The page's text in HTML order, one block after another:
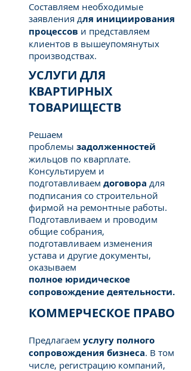
Составляем необходимые
заявления для инициирования
процессов и представляем
клиентов в вышеупомянутых
производствах.
УСЛУГИ ДЛЯ
КВАРТИРНЫХ
ТОВАРИЩЕСТВ
Решаем
проблемы задолженностей
жильцов по кварплате.
Консультируем и
подготавливаем договора для
подписания со строительной
фирмой на ремонтные работы.
Подготавливаем и проводим
общие собрания,
подготавливаем изменения
устава и другие документы,
оказываем
полное юридическое
сопровождение деятельности.
КОММЕРЧЕСКОЕ ПРАВО
Предлагаем услугу полного
сопровождения бизнеса. В том
числе, регистрацию компаний,